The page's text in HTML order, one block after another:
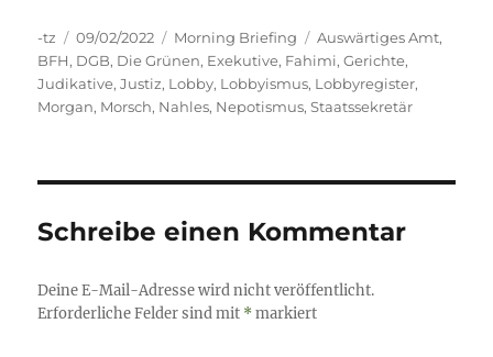
Autor
-tz
Veröffentlicht
am
09/02/2022 Kategorien
Morning Briefing Schlagwörter
Auswärtiges Amt,
BFH, DGB, Die Grünen, Exekutive, Fahimi,Gerichte,
Judikative,Justiz, Lobby, Lobbyismus, Lobbyregister,
Morgan, Morsch, Nahles, Nepotismus,Staatssekretär
Schreibe einen Kommentar
Deine E-Mail-Adresse wird nicht veröffentlicht.
Erforderliche Felder sind mit *markiert